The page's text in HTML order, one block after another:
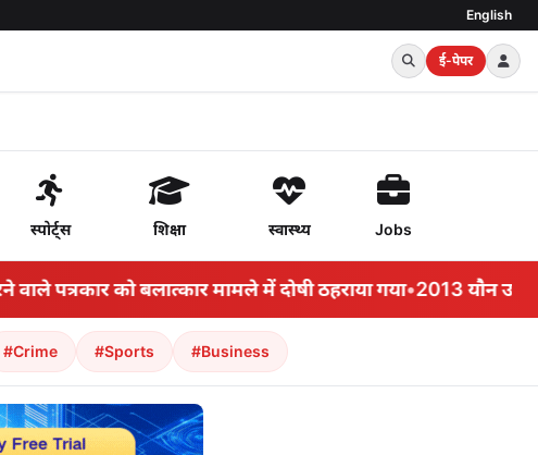
English
ई-पेपर
स्पोर्ट्स शिक्षा स्वास्थ्य Jobs
को बलात्कार मामले में दोषी ठहराया गया•2013 यौन उत्पीड़न
#Crime #Sports #Business